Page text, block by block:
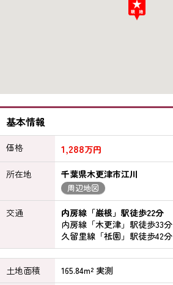
基本情報
価格 1,288万円
所在地
千葉県木更津市江川
周辺地図
交通
内房線「巌根」駅徒歩22分
内房線「木更津」駅徒歩33分
久留里線「祇園」駅徒歩42分
土地面積
165.84m² 実測